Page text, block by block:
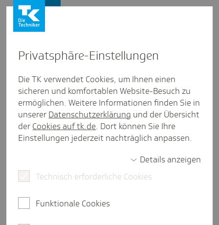
Darum ist eine doku­men­tierte
Entschei­dung so wichtig
Inter­view aus Schles­wig-Holstein
Nathalie Flux (48) lebt dank einer gespendeten
Neuigkeit eines passenden Spenderorgans erhielt,
Presse und Politik Krankenhausversorgung
Privat­sphäre-Einstel­lungen
Die TK verwendet Cookies, um Ihnen einen
sicheren und komfortablen Website-Besuch zu
ermöglichen. Weitere Informationen finden Sie in
unserer Datenschutzerklärung und der Übersicht
der Cookies auf tk.de. Dort können Sie Ihre
Einstellungen jederzeit nachträglich anpassen.
Details anzeigen
Technisch erforderliche Cookies
Funktionale Cookies